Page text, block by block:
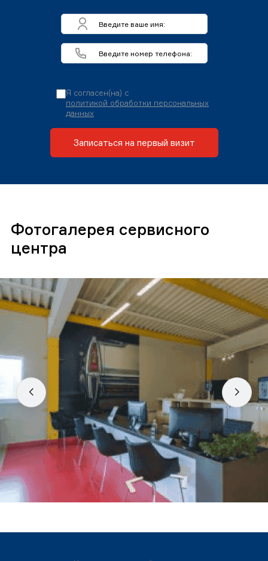
Я согласен(на) с
политикой обработки персональных
данных
Записаться на первый визит
Фотогалерея сервисного
центра